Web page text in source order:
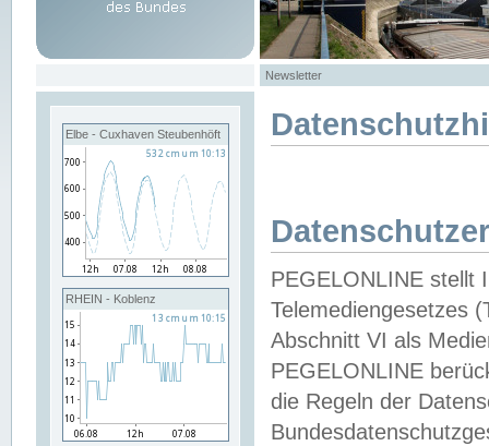
Newsletter
Elbe - Cuxhaven Steubenhöft
RHEIN - Koblenz
PEGELONLINE stellt
Telemediengesetzes
Abschnitt VI als
PEGELONLINE
die Regeln der